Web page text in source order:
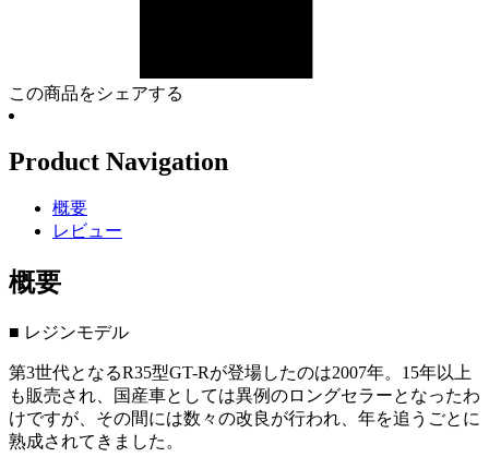
この商品をシェアする
Product Navigation
概要
レビュー
概要
■ レジンモデル
第3世代となるR35型GT-Rが登場したのは2007年。15年以上
も販売され、国産車としては異例のロングセラーとなったわ
けですが、その間には数々の改良が行われ、年を追うごとに
熟成されてきました。